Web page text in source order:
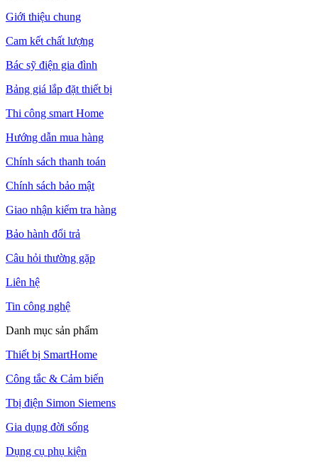
Giới thiệu chung
Cam kết chất lượng
Bác sỹ điện gia đình
Bảng giá lắp đặt thiết bị
Thi công smart Home
Hướng dẫn mua hàng
Chính sách thanh toán
Chính sách bảo mật
Giao nhận kiểm tra hàng
Bảo hành đổi trả
Câu hỏi thường gặp
Liên hệ
Tin công nghệ
Danh mục sản phẩm
Thiết bị SmartHome
Công tắc & Cảm biến
Tbị điện Simon Siemens
Gia dụng đời sống
Dụng cụ phụ kiện